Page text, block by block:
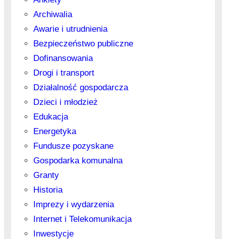
Archiwalia
Awarie i utrudnienia
Bezpieczeństwo publiczne
Dofinansowania
Drogi i transport
Działalność gospodarcza
Dzieci i młodzież
Edukacja
Energetyka
Fundusze pozyskane
Gospodarka komunalna
Granty
Historia
Imprezy i wydarzenia
Internet i Telekomunikacja
Inwestycje